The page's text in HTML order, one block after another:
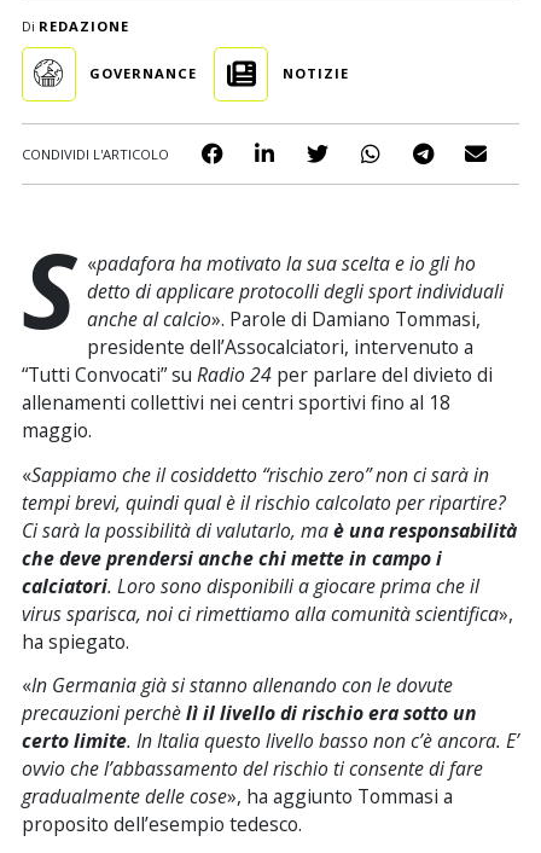
Di REDAZIONE
GOVERNANCE NOTIZIE
CONDIVIDI L'ARTICOLO
«
S
padafora ha motivato la sua scelta e io gli ho
detto di applicare protocolli degli sport individuali
anche al calcio». Parole di Damiano Tommasi,
presidente dell’Assocalciatori, intervenuto a
“Tutti Convocati” su Radio 24 per parlare del divieto di
allenamenti collettivi nei centri sportivi fino al 18
maggio.
«Sappiamo che il cosiddetto “rischio zero” non ci sarà in
tempi brevi, quindi qual è il rischio calcolato per ripartire?
Ci sarà la possibilità di valutarlo, maè una responsabilità
che deve prendersi anche chi mette in campo i
calciatori. Loro sono disponibili a giocare prima che il
virus sparisca, noi ci rimettiamo alla comunità scientifica»,
ha spiegato.
«In Germania già si stanno allenando con le dovute
precauzioni perchèlì il livello di rischio era sotto un
certo limite. In Italia questo livello basso non c’è ancora. E’
ovvio che l’abbassamento del rischio ti consente di fare
gradualmente delle cose», ha aggiunto Tommasi a
proposito dell’esempio tedesco.